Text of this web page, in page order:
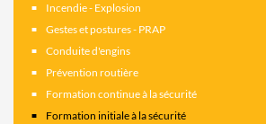
Incendie - Explosion
Gestes et postures - PRAP
Conduite d'engins
Prévention routière
Formation continue à la sécurité
Formation initiale à la sécurité